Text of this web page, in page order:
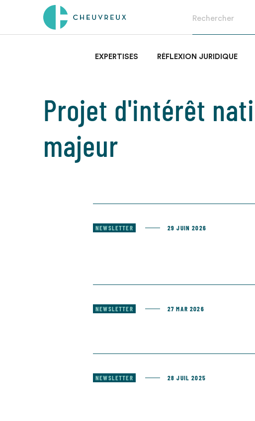
EXPERTISES RÉFLEXION JURIDIQUE
Projet d'intérêt
majeur
NEWSLETTER 29 JUIN 2026
NEWSLETTER 27 MAR 2026
NEWSLETTER 28 JUIL 2025